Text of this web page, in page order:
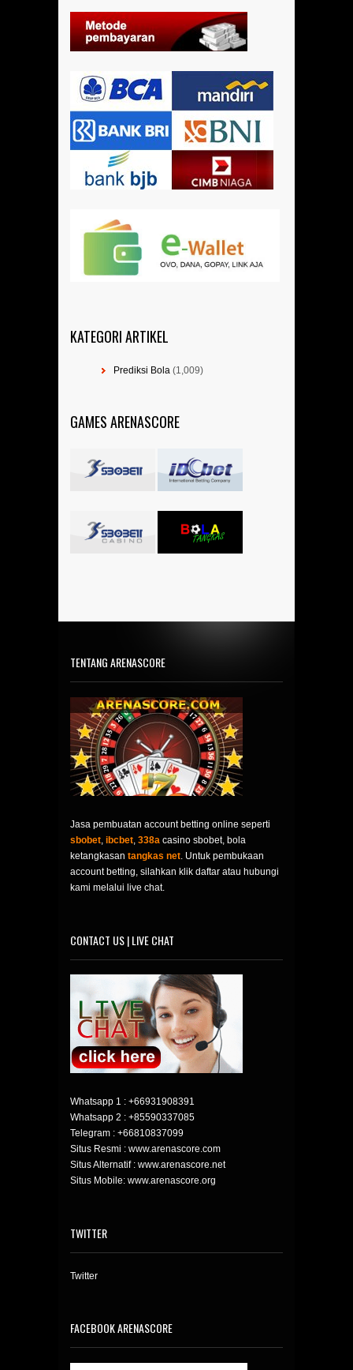
KATEGORI ARTIKEL
Prediksi Bola (1,009)
GAMES ARENASCORE
TENTANG ARENASCORE
Jasa pembuatan account betting online seperti
sbobet, ibcbet, 338a casino sbobet, bola
ketangkasan tangkas net. Untuk pembukaan
account betting, silahkan klik daftar atau hubungi
kami melalui live chat.
CONTACT US | LIVE CHAT
Whatsapp 1 : +66931908391
Whatsapp 2 : +85590337085
Telegram : +66810837099
Situs Resmi : www.arenascore.com
Situs Alternatif : www.arenascore.net
Situs Mobile: www.arenascore.org
TWITTER
Twitter
FACEBOOK ARENASCORE